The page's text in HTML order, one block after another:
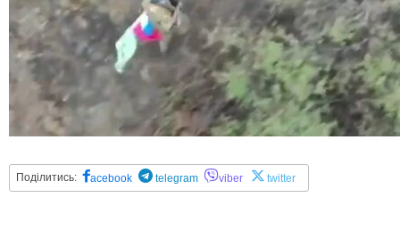
Поділитись: acebook telegram viber twitter